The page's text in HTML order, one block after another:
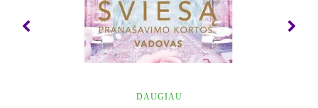
Tokio visuotinio suvokimo būsenoje sprendimai
ateina patys. Iš tiesų, įspūdingiausias sprendimas
yra žinojimas, kad problema iš viso neegzistuoja.
DAUGIAU